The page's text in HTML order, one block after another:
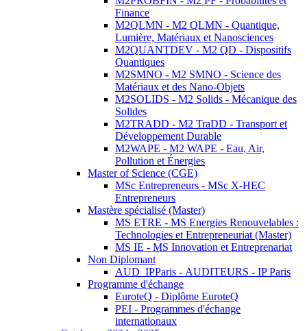
Finance
M2QLMN - M2 QLMN - Quantique,
Lumière, Matériaux et Nanosciences
M2QUANTDEV - M2 QD - Dispositifs
Quantiques
M2SMNO - M2 SMNO - Science des
Matériaux et des Nano-Objets
M2SOLIDS - M2 Solids - Mécanique des
Solides
M2TRADD - M2 TraDD - Transport et
Développement Durable
M2WAPE - M2 WAPE - Eau, Air,
Pollution et Énergies
Master of Science (CGE)
MSc Entrepreneurs - MSc X-HEC
Entrepreneurs
Mastère spécialisé (Master)
MS ETRE - MS Energies Renouvelables :
Technologies et Entrepreneuriat (Master)
MS IE - MS Innovation et Entreprenariat
Non Diplomant
AUD_IPParis - AUDITEURS - IP Paris
Programme d'échange
EuroteQ - Diplôme EuroteQ
PEI - Programmes d'échange
internationaux